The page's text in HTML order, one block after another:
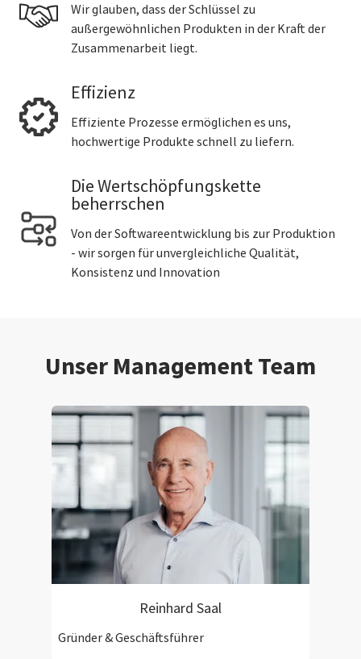
Wir glauben, dass der Schlüssel zu
außergewöhnlichen Produkten in der Kraft der
Zusammenarbeit liegt.
Effizienz
Effiziente Prozesse ermöglichen es uns,
hochwertige Produkte schnell zu liefern.
Die Wertschöpfungskette
beherrschen
Von der Softwareentwicklung bis zur Produktion
- wir sorgen für unvergleichliche Qualität,
Konsistenz und Innovation
Unser Management Team
Reinhard Saal
Gründer & Geschäftsführer